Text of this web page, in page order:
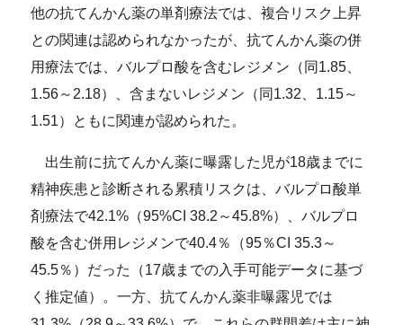
他の抗てんかん薬の単剤療法では、複合リスク上昇
との関連は認められなかったが、抗てんかん薬の併
用療法では、バルプロ酸を含むレジメン（同1.85、
1.56～2.18）、含まないレジメン（同1.32、1.15～
1.51）ともに関連が認められた。
出生前に抗てんかん薬に曝露した児が18歳までに
精神疾患と診断される累積リスクは、バルプロ酸単
剤療法で42.1%（95%CI 38.2～45.8%）、バルプロ
酸を含む併用レジメンで40.4％（95％CI 35.3～
45.5％）だった（17歳までの入手可能データに基づ
く推定値）。一方、抗てんかん薬非曝露児では